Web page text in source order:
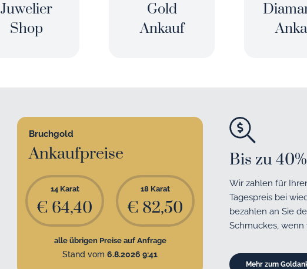
Juwelier
Shop
Gold
Ankauf
Bruchgold
Ankaufpreise
14 Karat
€ 64,40
18 Karat
€ 82,50
alle übrigen Preise auf Anfrage
Stand vom 6.8.2026 9:41
Bis zu
Wir zahlen für
Tagespreis bei
bezahlen an Sie
Schmuckes,
Mehr zum